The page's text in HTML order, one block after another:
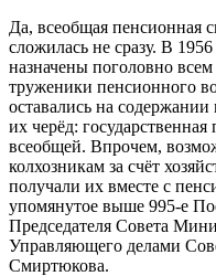
Да, всеобщая пенсионная
сложилась не сразу. В
назначены поголовно
труженики пенсионного
оставались на
их черёд:
всеобщей. Впрочем,
колхозникам за счёт
получали их вместе с
упомянутое выше 995-е
Председателя Совета
Управляющего делами
Смиртюкова.